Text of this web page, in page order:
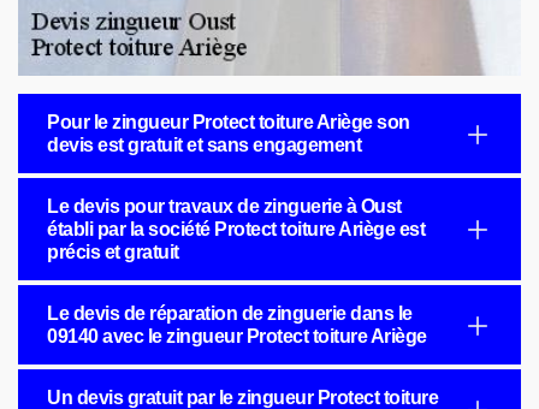
Pour le zingueur Protect toiture Ariège son
devis est gratuit et sans engagement
Le devis pour travaux de zinguerie à Oust
établi par la société Protect toiture Ariège est
précis et gratuit
Le devis de réparation de zinguerie dans le
09140 avec le zingueur Protect toiture Ariège
Un devis gratuit par le zingueur Protect toiture